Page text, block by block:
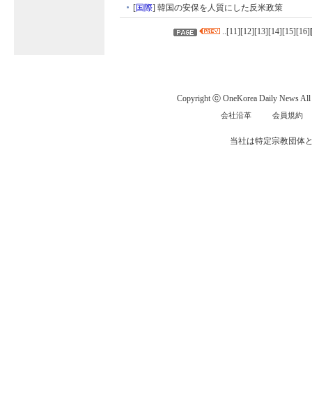
[国際] 韓国の安保を人質にした反米政策
..[11][12][13][14][15][16] [
Copyright ⓒ OneKorea Daily News All
会社沿革 会員規約
当社は特定宗教団体